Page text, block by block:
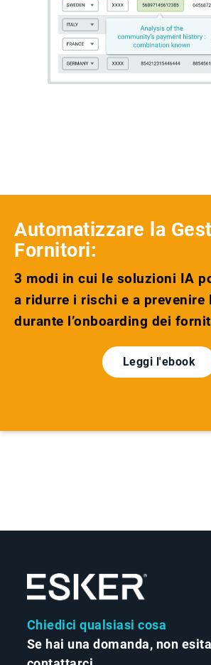
Automatizzare la
Fornitori:
3 modi in cui le soluzioni IA
a ridurre i rischi e a prevenire
durante l’onboarding dei
Leggi l'ebook
Chiedici qualsiasi cosa
Se hai una domanda, non